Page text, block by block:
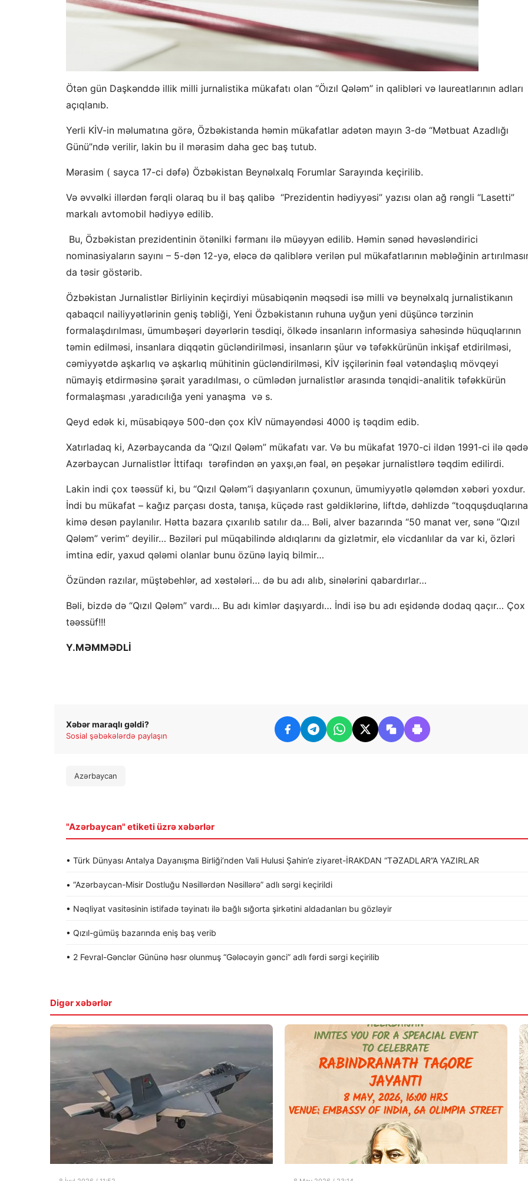
Ötən gün Daşkənddə illik milli jurnalistika mükafatı olan “Öızıl Qələm” in qalibləri və laureatlarının adları
açıqlanıb.
Yerli KİV-in məlumatına görə, Özbəkistanda həmin mükafatlar adətən mayın 3-də “Mətbuat Azadlığı
Günü”ndə verilir, lakin bu il mərasim daha gec baş tutub.
Mərasim ( sayca 17-ci dəfə) Özbəkistan Beynəlxalq Forumlar Sarayında keçirilib.
Və əvvəlki illərdən fərqli olaraq bu il baş qalibə “Prezidentin hədiyyəsi” yazısı olan ağ rəngli “Lasetti”
markalı avtomobil hədiyyə edilib.
Bu, Özbəkistan prezidentinin ötənilki fərmanı ilə müəyyən edilib. Həmin sənəd həvəsləndirici
nominasiyaların sayını – 5-dən 12-yə, eləcə də qaliblərə verilən pul mükafatlarının məbləğinin
da təsir göstərib.
Özbəkistan Jurnalistlər Birliyinin keçirdiyi müsabiqənin məqsədi isə milli və beynəlxalq jurnalistikanın
qabaqcıl nailiyyətlərinin geniş təbliği, Yeni Özbəkistanın ruhuna uyğun yeni düşüncə tərzinin
formalaşdırılması, ümumbəşəri dəyərlərin təsdiqi, ölkədə insanların informasiya sahəsində hüquqlarının
təmin edilməsi, insanlara diqqətin gücləndirilməsi, insanların şüur ​​və təfəkkürünün inkişaf etdirilməsi,
cəmiyyətdə aşkarlıq və aşkarlıq mühitinin gücləndirilməsi, KİV işçilərinin fəal vətəndaşlıq mövqeyi
nümayiş etdirməsinə şərait yaradılması, o cümlədən jurnalistlər arasında tənqidi-analitik təfəkkürün
formalaşması ,yaradıcılığa yeni yanaşma və s.
Qeyd edək ki, müsabiqəyə 500-dən çox KİV nümayəndəsi 4000 iş təqdim edib.
Xatırladaq ki, Azərbaycanda da “Qızıl Qələm” mükafatı var. Və bu mükafat 1970-ci ildən 1991-ci ilə
Azərbaycan Jurnalistlər İttifaqı tərəfindən ən yaxşı,ən fəal, ən peşəkar jurnalistlərə təqdim edilirdi.
Lakin indi çox təəssüf ki, bu “Qızıl Qələm”i daşıyanların çoxunun, ümumiyyətlə qələmdən xəbəri yoxdur.
İndi bu mükafat – kağız parçası dosta, tanışa, küçədə rast gəldiklərinə, liftdə, dəhlizdə
kimə desən paylanılır. Hətta bazara çıxarılıb satılır da… Bəli, alver bazarında “50 manat ver, sənə ”Qızıl
Qələm” verim” deyilir… Bəziləri pul müqabilində aldıqlarını da gizlətmir, elə vicdanlılar da var ki, özləri
imtina edir, yaxud qələmi olanlar bunu özünə layiq bilmir…
Özündən razılar, müştəbehlər, ad xəstələri… də bu adı alıb, sinələrini qabardırlar…
Bəli, bizdə də “Qızıl Qələm” vardı… Bu adı kimlər daşıyardı… İndi isə bu adı eşidəndə dodaq qaçır… Çox
təəssüf!!!
Y.MƏMMƏDLİ
Xəbər maraqlı gəldi?
Sosial şəbəkələrdə paylaşın
Azərbaycan
"Azərbaycan" etiketi üzrə xəbərlər
• Türk Dünyası Antalya Dayanışma Birliği’nden Vali Hulusi Şahin’e ziyaret-İRAKDAN “TƏZADLAR”A YAZIRLAR
• “Azərbaycan-Misir Dostluğu Nəsillərdən Nəsillərə” adlı sərgi keçirildi
• Nəqliyat vasitəsinin istifadə təyinatı ilə bağlı sığorta şirkətini aldadanları bu gözləyir
• Qızıl-gümüş bazarında eniş baş verib
• 2 Fevral-Gənclər Gününə həsr olunmuş “Gələcəyin gənci” adlı fərdi sərgi keçirilib
Digər xəbərlər